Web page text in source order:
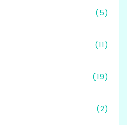
(5)
(11)
(19)
(2)